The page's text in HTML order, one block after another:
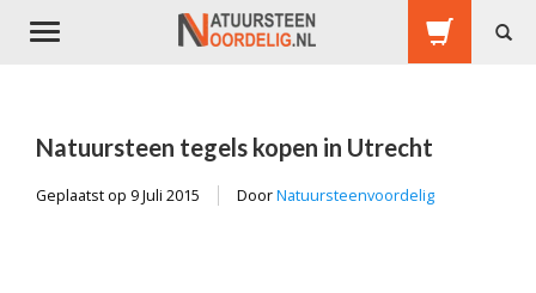
Toggle
Natuursteen tegels kopen in Utrecht
Geplaatst op 9 Juli 2015 DoorNatuursteenvoordelig